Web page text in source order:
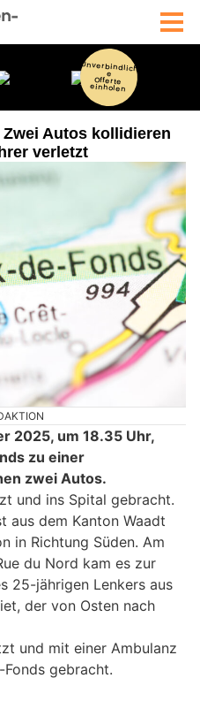
Autos kollidieren
verletzt
2025, um 18.35 Uhr,
zu einer
zwei Autos.
und ins Spital gebracht.
aus dem Kanton Waadt
in Richtung Süden. Am
du Nord kam es zur
25-jährigen Lenkers aus
der von Osten nach
und mit einer Ambulanz
gebracht.